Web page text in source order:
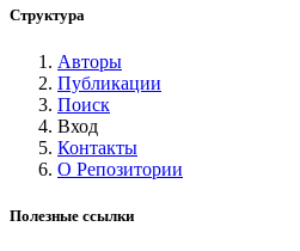
Структура
Авторы
Публикации
Поиск
Вход
Контакты
О Репозитории
Полезные ссылки